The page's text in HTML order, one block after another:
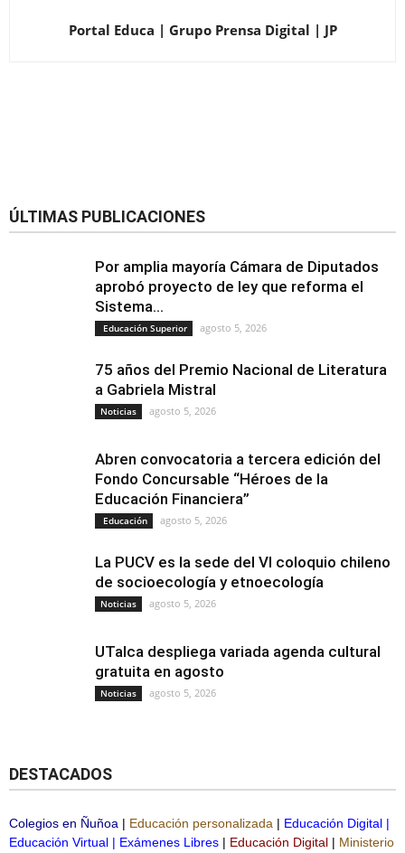
Portal Educa | Grupo Prensa Digital | JP
ÚLTIMAS PUBLICACIONES
Por amplia mayoría Cámara de Diputados
aprobó proyecto de ley que reforma el
Sistema...
Educación Superior agosto 5, 2026
75 años del Premio Nacional de Literatura
a Gabriela Mistral
Noticias agosto 5, 2026
Abren convocatoria a tercera edición del
Fondo Concursable “Héroes de la
Educación Financiera”
Educación agosto 5, 2026
La PUCV es la sede del VI coloquio chileno
de socioecología y etnoecología
Noticias agosto 5, 2026
UTalca despliega variada agenda cultural
gratuita en agosto
Noticias agosto 5, 2026
DESTACADOS
Colegios en Ñuñoa | Educación personalizada | Educación Digital |
Educación Virtual | Exámenes Libres | Educación Digital | Ministerio